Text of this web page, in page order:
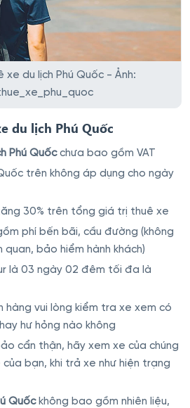
xe du lịch Phú Quốc - Ảnh:
du lịch Phú Quốc
Phú Quốcchưa bao gồm VAT
trên không áp dụng cho ngày
30% trên tổng giá trị thuê xe
phí bến bãi, cầu đường (không
bảo hiểm hành khách)
là 03 ngày 02 đêm tối đa là
hàng vui lòng kiểm tra xe xem có
hư hỏng nào không
cẩn thận, hãy xem xe của chúng
bạn, khi trả xe như hiện trạng
Quốckhông bao gồm nhiên liệu,